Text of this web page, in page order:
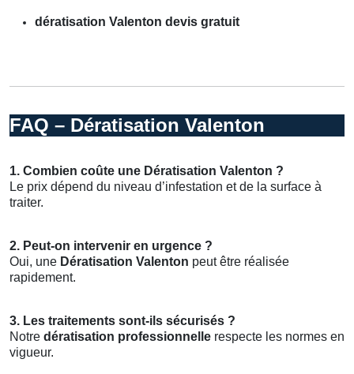
dératisation Valenton devis gratuit
FAQ – Dératisation Valenton
1. Combien coûte une Dératisation Valenton ?
Le prix dépend du niveau d’infestation et de la surface à
traiter.
2. Peut-on intervenir en urgence ?
Oui, une Dératisation Valenton peut être réalisée
rapidement.
3. Les traitements sont-ils sécurisés ?
Notre dératisation professionnelle respecte les normes en
vigueur.